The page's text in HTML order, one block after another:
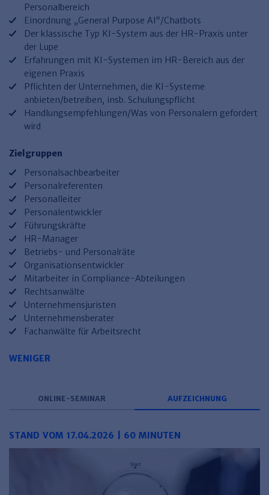
Personalbereich
Einordnung „General Purpose AI“/Chatbots
Der klassische Typ KI-System aus der HR-Praxis unter
der Lupe
Erfahrungen mit KI-Systemen im HR-Bereich aus der
eigenen Praxis
Pflichten der Unternehmen, die KI-Systeme
anbieten/betreiben, insb. Schulungspflicht
Handlungsempfehlungen/Was von Personalern gefordert
wird
Zielgruppen
Personalsachbearbeiter
Personalreferenten
Personalleiter
Personalentwickler
Führungskräfte
HR-Manager
Betriebs- und Personalräte
Organisationsentwickler
Mitarbeiter in Compliance-Abteilungen
Rechtsanwälte
Unternehmensjuristen
Unternehmensberater
Fachanwälte für Arbeitsrecht
WENIGER
ONLINE-SEMINAR AUFZEICHNUNG
STAND VOM 17.04.2026 | 60 MINUTEN